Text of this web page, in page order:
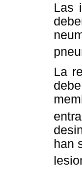
Las
La
han